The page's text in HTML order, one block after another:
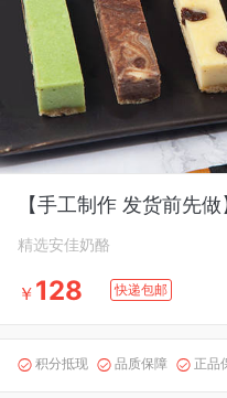
【手工制作 发货前先
精选安佳奶酪
￥ 128 快递包邮
 积分抵现  品质保障  正品